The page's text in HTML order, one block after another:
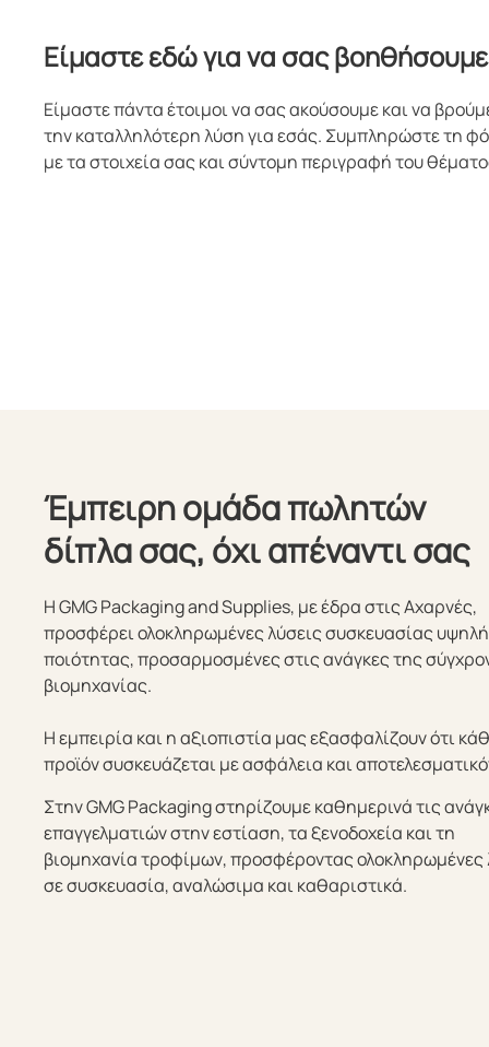
Είμαστε εδώ για να σας
Είμαστε πάντα έτοιμοι να σας ακούσουμε και να
την καταλληλότερη λύση για εσάς. Συμπληρώστε τη
με τα στοιχεία σας και σύντομη περιγραφή του
Έμπειρη ομάδα πωλητών
δίπλα σας, όχι απέναντι σας
Η GMG Packaging and Supplies, με έδρα στις Αχαρνές,
προσφέρει ολοκληρωμένες λύσεις συσκευασίας
ποιότητας, προσαρμοσμένες στις ανάγκες της
βιομηχανίας.
Η εμπειρία και η αξιοπιστία μας εξασφαλίζουν ότι
προϊόν συσκευάζεται με ασφάλεια και
Στην GMG Packaging στηρίζουμε καθημερινά τις
επαγγελματιών στην εστίαση, τα ξενοδοχεία και τη
βιομηχανία τροφίμων, προσφέροντας ολοκληρωμένες
σε συσκευασία, αναλώσιμα και καθαριστικά.